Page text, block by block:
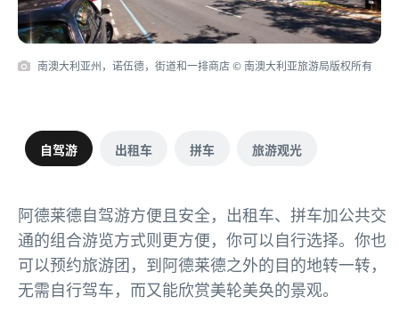
南澳大利亚州，诺伍德，街道和一排商店 © 南澳大利亚旅游局版权所有
自驾游 出租车 拼车 旅游观光
阿德莱德自驾游方便且安全，出租车、拼车加公共交
通的组合游览方式则更方便，你可以自行选择。你也
可以预约旅游团，到阿德莱德之外的目的地转一转，
无需自行驾车，而又能欣赏美轮美奂的景观。